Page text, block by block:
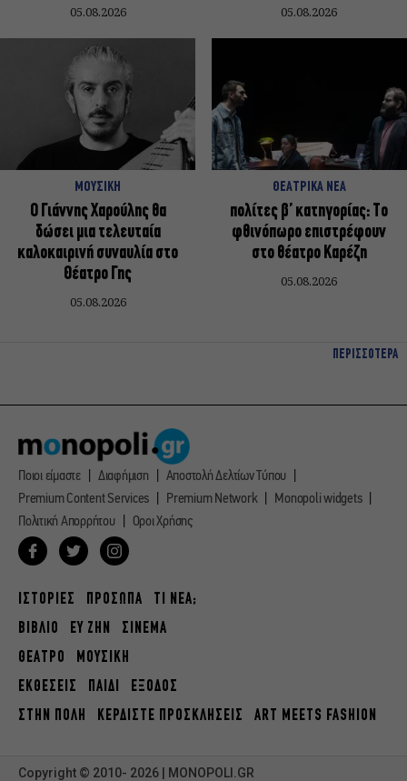
05.08.2026 05.08.2026
ΜΟΥΣΙΚΗ
Ο Γιάννης Χαρούλης θα
δώσει μια τελευταία
καλοκαιρινή συναυλία στο
Θέατρο Γης
05.08.2026
ΘΕΑΤΡΙΚΑ ΝΕΑ
πολίτες β’ κατηγορίας: Το
φθινόπωρο επιστρέφουν
στο θέατρο Καρέζη
05.08.2026
ΠΕΡΙΣΣΟΤΕΡΑ
Ποιοι είμαστε Διαφήμιση
Αποστολή Δελτίων Τύπου
Premium Content Services
Premium Network
Monopoli widgets
Πολιτική Απορρήτου
Οροι Χρήσης
ΙΣΤΟΡΙΕΣ ΠΡΟΣΩΠΑ
ΤΙ ΝΕΑ;
ΒΙΒΛΙΟ
ΕΥ ΖΗΝ
ΣΙΝΕΜΑ
ΘΕΑΤΡΟ
ΜΟΥΣΙΚΗ
ΕΚΘΕΣΕΙΣ
ΠΑΙΔΙ
ΕΞΟΔΟΣ
ΣΤΗΝ ΠΟΛΗ
ΚΕΡΔΙΣΤΕ ΠΡΟΣΚΛΗΣΕΙΣ ART MEETS FASHION
Copyright © 2010- 2026 | MONOPOLI.GR